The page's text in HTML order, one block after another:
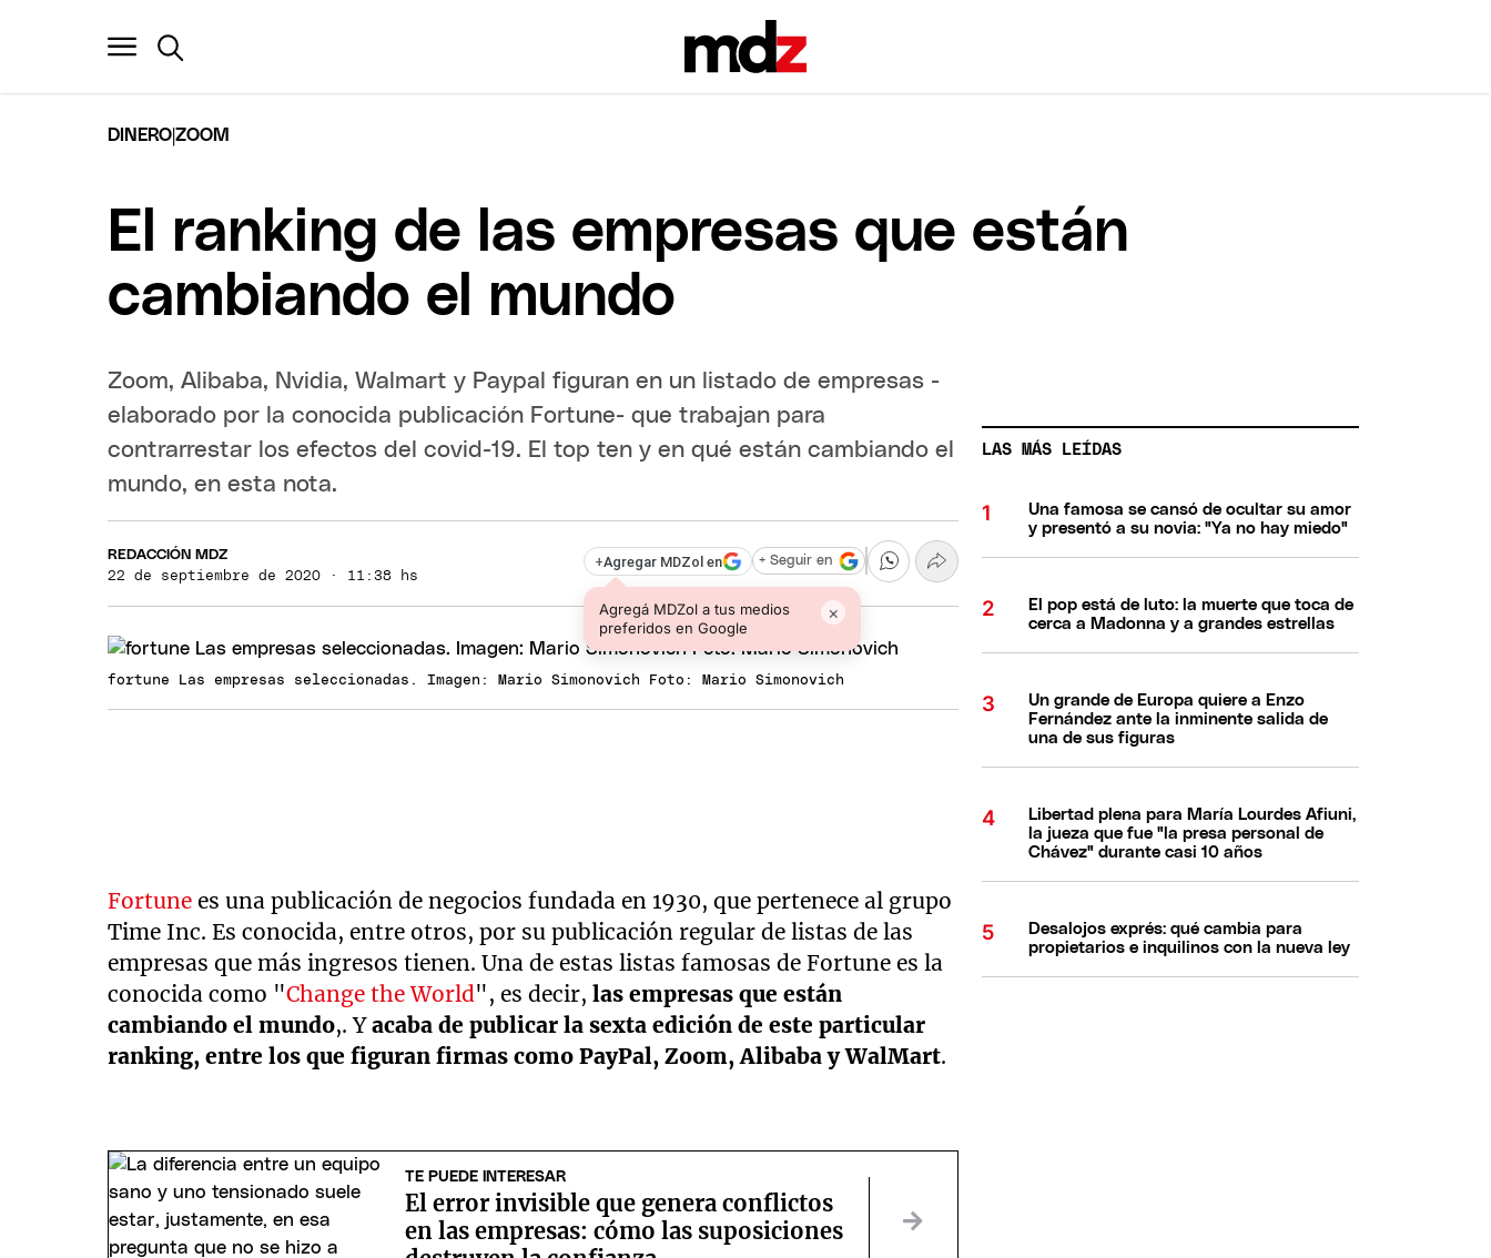
DINERO|ZOOM
El ranking de las empresas que están
cambiando el mundo
Zoom, Alibaba, Nvidia, Walmart y Paypal figuran en un listado de empresas -
elaborado por la conocida publicación Fortune- que trabajan para
contrarrestar los efectos del covid-19. El top ten y en qué están cambiando el
mundo, en esta nota.
REDACCIÓN MDZ
22 de septiembre de 2020 · 11:38 hs
+Agregar MDZol en
Agregá MDZol a tus medios
preferidos en Google
×
+ Seguir en
fortune Las empresas seleccionadas. Imagen: Mario Simonovich Foto: Mario Simonovich
Fortune es una publicación de negocios fundada en 1930, que pertenece al grupo
Time Inc. Es conocida, entre otros, por su publicación regular de listas de las
empresas que más ingresos tienen. Una de estas listas famosas de Fortune es la
conocida como "Change the World", es decir,las empresas que están
cambiando el mundo,. Yacaba de publicar la sexta edición de este particular
ranking, entre los que figuran firmas como PayPal, Zoom, Alibaba y WalMart.
TE PUEDE INTERESAR
El error invisible que genera conflictos
en las empresas: cómo las suposiciones
LAS MÁS LEÍDAS
Una famosa se cansó de ocultar su amor
y presentó a su novia: "Ya no hay miedo"
El pop está de luto: la muerte que toca de
cerca a Madonna y a grandes estrellas
Un grande de Europa quiere a Enzo
Fernández ante la inminente salida de
una de sus figuras
Libertad plena para María Lourdes Afiuni,
la jueza que fue "la presa personal de
Chávez" durante casi 10 años
Desalojos exprés: qué cambia para
propietarios e inquilinos con la nueva ley